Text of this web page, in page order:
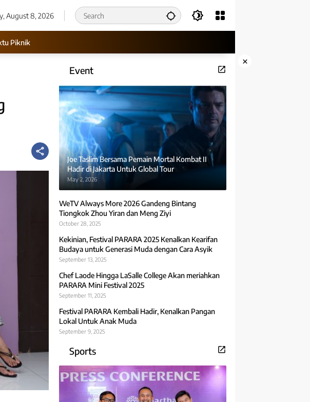
August 8, 2026
Piknik
×
Event
Joe Taslim Bersama Pemain Mortal Kombat II
Hadir di Jakarta Untuk Global Tour
May 2, 2026
WeTV Always More 2026 Gandeng Bintang
Tiongkok Zhou Yiran dan Meng Ziyi
October 28, 2025
Kekinian, Festival PARARA 2025 Kenalkan Kearifan
Budaya untuk Generasi Muda dengan Cara Asyik
September 13, 2025
Chef Laode Hingga LaSalle College Akan meriahkan
PARARA Mini Festival 2025
September 11, 2025
Festival PARARA Kembali Hadir, Kenalkan Pangan
Lokal Untuk Anak Muda
September 9, 2025
Sports